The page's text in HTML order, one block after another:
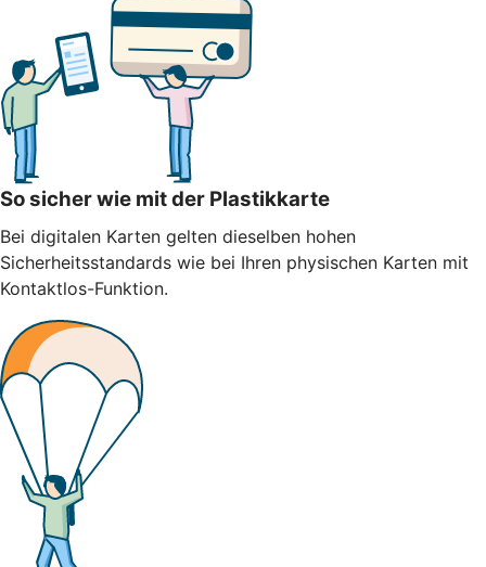
So sicher wie mit der Plastikkarte
Bei digitalen Karten gelten dieselben hohen
Sicherheitsstandards wie bei Ihren physischen Karten mit
Kontaktlos-Funktion.